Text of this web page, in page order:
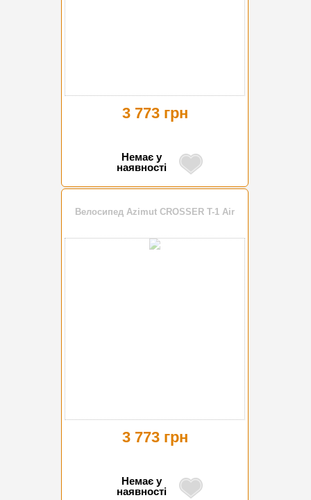
3 773 грн
Немає у
наявності
Велосипед Azimut CROSSER T-1 Air
3 773 грн
Немає у
наявності